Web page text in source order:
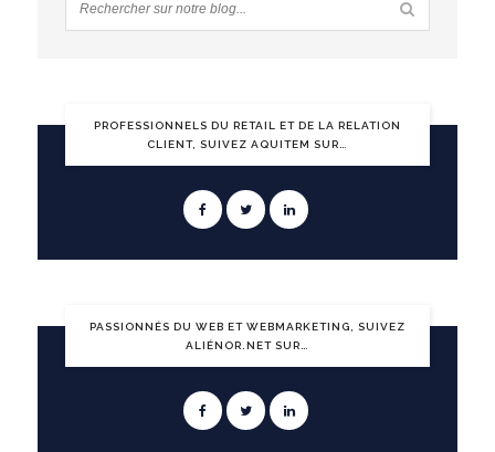
PROFESSIONNELS DU RETAIL ET DE LA RELATION
CLIENT, SUIVEZ AQUITEM SUR…
PASSIONNÉS DU WEB ET WEBMARKETING, SUIVEZ
ALIÉNOR.NET SUR…